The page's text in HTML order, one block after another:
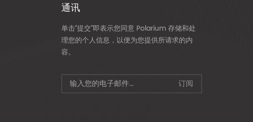
通讯
单击“提交”即表示您同意 Polarium 存储和处
理您的个人信息，以便为您提供所请求的内
容。